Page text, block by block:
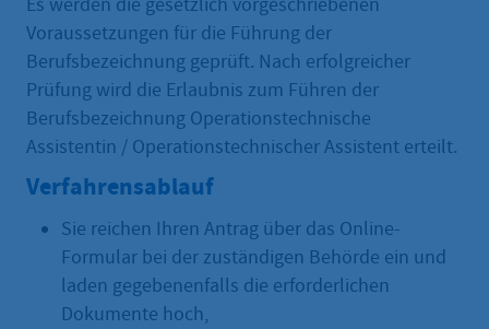
Es werden die gesetzlich vorgeschriebenen
Voraussetzungen für die Führung der
Berufsbezeichnung geprüft. Nach erfolgreicher
Prüfung wird die Erlaubnis zum Führen der
Berufsbezeichnung Operationstechnische
Assistentin / Operationstechnischer Assistent erteilt.
Verfahrensablauf
Sie reichen Ihren Antrag über das Online-
Formular bei der zuständigen Behörde ein und
laden gegebenenfalls die erforderlichen
Dokumente hoch,